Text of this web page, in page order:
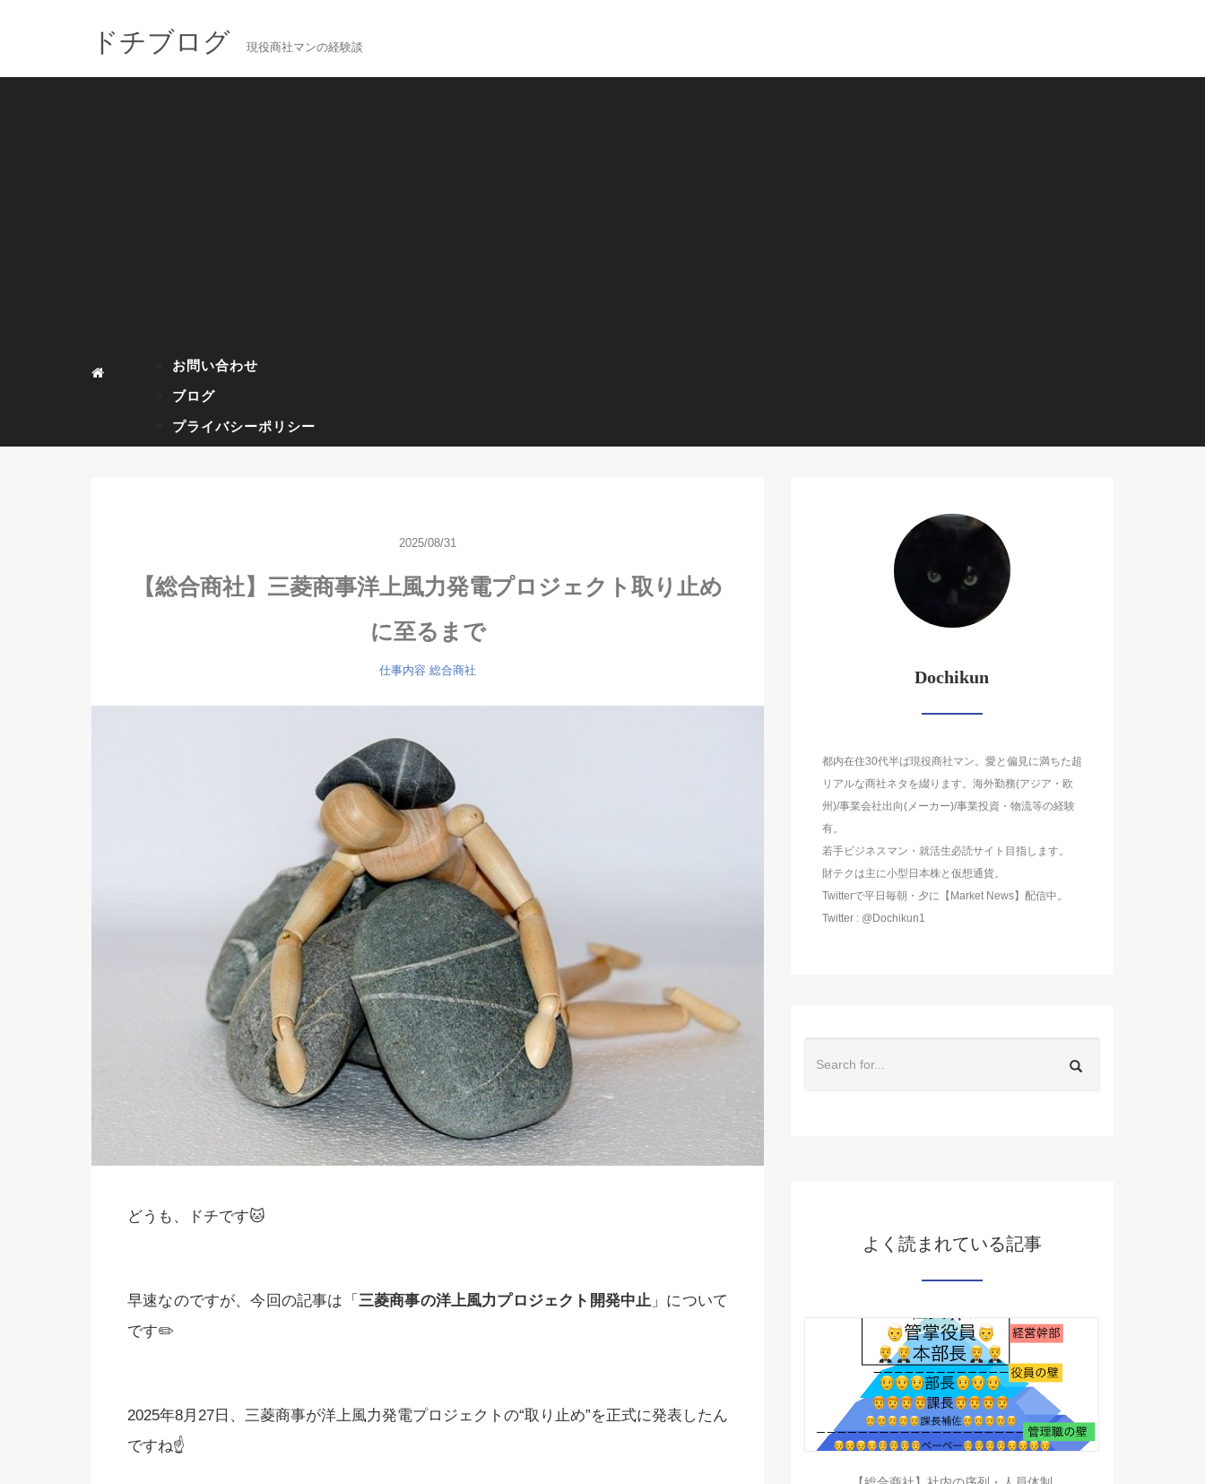
ドチブログ 現役商社マンの経験談
お問い合わせ
ブログ
プライバシーポリシー
2025/08/31
【総合商社】三菱商事洋上風力発電プロジェクト取り止め
に至るまで
仕事内容 総合商社
どうも、ドチです🐱
早速なのですが、今回の記事は「 三菱商事の洋上風力プロジェクト開発中止 」について
です✏️
2025年8月27日、三菱商事が洋上風力発電プロジェクトの“取り止め”を正式に発表したん
ですね☝️
Dochikun
都内在住30代半ば現役商社マン。愛と偏見に満ちた超
リアルな商社ネタを綴ります。海外勤務(アジア・欧
州)/事業会社出向(メーカー)/事業投資・物流等の経験
有。
若手ビジネスマン・就活生必読サイト目指します。
財テクは主に小型日本株と仮想通貨。
Twitterで平日毎朝・夕に【Market News】配信中。
Twitter : @Dochikun1
よく読まれている記事